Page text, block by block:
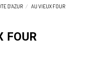
D'AZUR AU VIEUX FOUR
FOUR